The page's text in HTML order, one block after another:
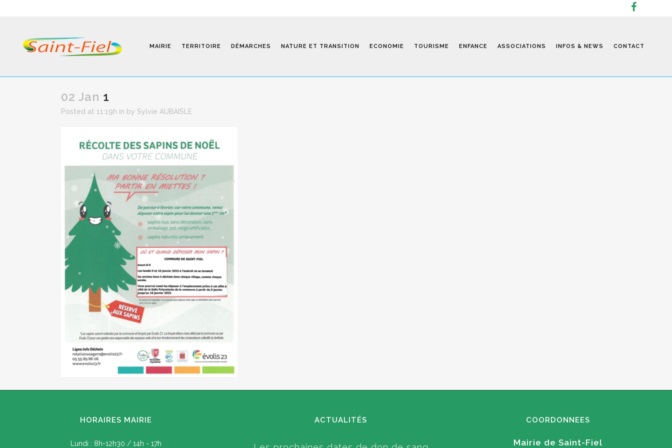
MAIRIE TERRITOIRE DÉMARCHES NATURE ET TRANSITION ECONOMIE TOURISME ENFANCE
Infos Pratiques
Modalités D’inscription
Séjours
ASSOCIATIONS INFOS & NEWS CONTACT
02 Jan 1
Posted at 11:19h in by Sylvie AUBAISLE
HORAIRES MAIRIE
Lundi : 8h-12h30 / 14h - 17h
ACTUALITÉS COORDONNEES
Mairie de Saint-Fiel